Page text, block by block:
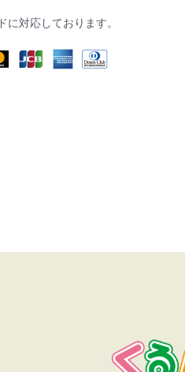
に対応しております。